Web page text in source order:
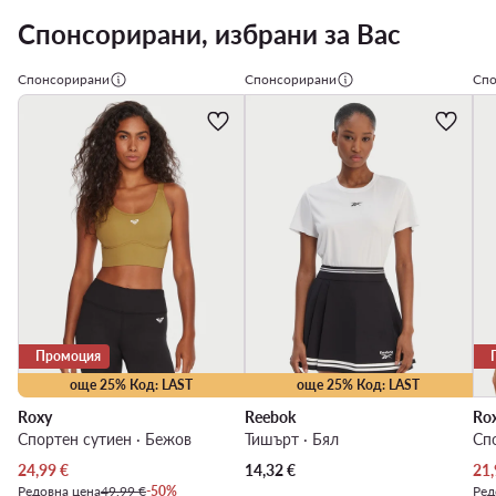
Спонсорирани, избрани за Вас
Спонсорирани
още 25% Код: LAST
Промоция
Roxy
Спортен сутиен · Бежов
Актуална цена
24,99€
Редовна цена49,99 €-50%
Спонсорирани
още 25% Код: LAST
Reebok
Тишърт · Бял
14,32€